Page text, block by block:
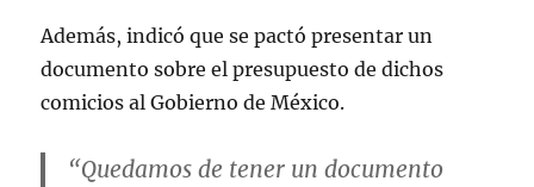
Además, indicó que se pactó presentar un
documento sobre el presupuesto de dichos
comicios al Gobierno de México.
“Quedamos de tener un documento